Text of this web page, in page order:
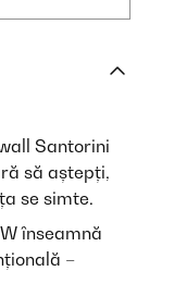
Santorini
să aștepți,
se simte.
înseamnă
–